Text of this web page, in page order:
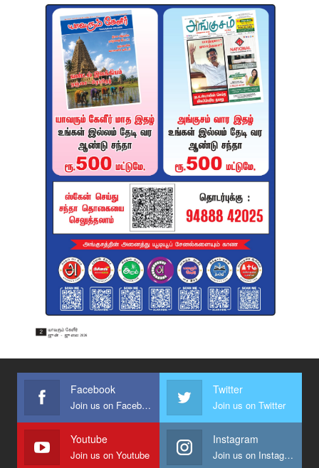
Facebook
Join us on Facebook
Twitter
Join us on Twitter
Youtube
Join us on Youtube
Instagram
Join us on Instagram